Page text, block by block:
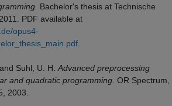
Bachelor's thesis at Technische
PDF available at
opus4-
.
Suhl, U. H.Advanced preprocessing
and quadratic programming. OR Spectrum,
2003.